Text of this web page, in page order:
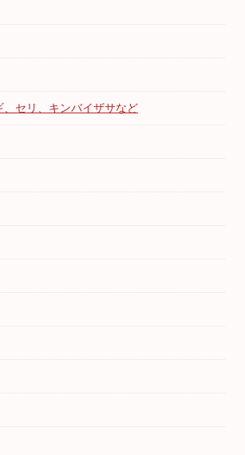
、セリ、キンバイザサなど